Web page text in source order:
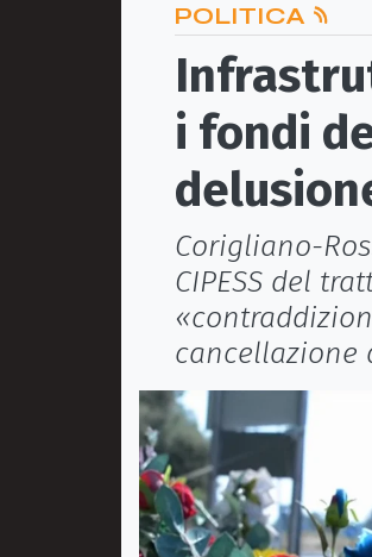
POLITICA
i fondi
Corigliano-
CIPESS del
cancellazione